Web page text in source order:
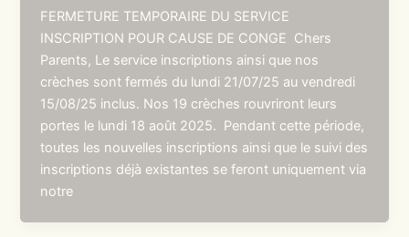
FERMETURE TEMPORAIRE DU SERVICE
INSCRIPTION POUR CAUSE DE CONGE Chers
Parents, Le service inscriptions ainsi que nos
crèches sont fermés du lundi 21/07/25 au vendredi
15/08/25 inclus. Nos 19 crèches rouvriront leurs
portes le lundi 18 août 2025. Pendant cette période,
toutes les nouvelles inscriptions ainsi que le suivi des
inscriptions déjà existantes se feront uniquement via
notre